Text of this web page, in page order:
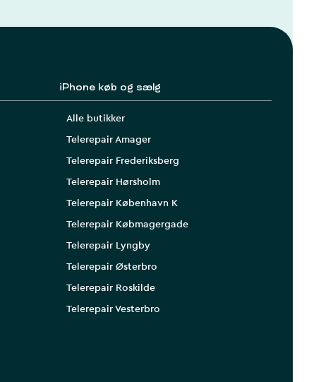
iPhone køb og sælg
Alle butikker
Telerepair Amager
Telerepair Frederiksberg
Telerepair Hørsholm
Telerepair København K
Telerepair Købmagergade
Telerepair Lyngby
Telerepair Østerbro
Telerepair Roskilde
Telerepair Vesterbro